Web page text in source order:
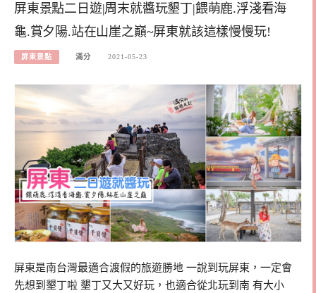
屏東景點二日遊|周末就醬玩墾丁|餵萌鹿.浮淺看海
龜.賞夕陽.站在山崖之巔~屏東就該這樣慢慢玩!
屏東景點 滿分 2021-05-23
屏東是南台灣最適合渡假的旅遊勝地 一說到玩屏東，一定會
先想到墾丁啦 墾丁又大又好玩，也適合從北玩到南 有大小